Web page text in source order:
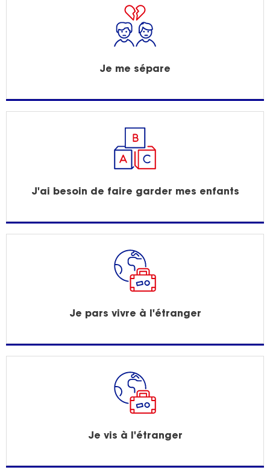
Je me sépare
J'ai besoin de faire garder mes enfants
Je pars vivre à l'étranger
Je vis à l'étranger